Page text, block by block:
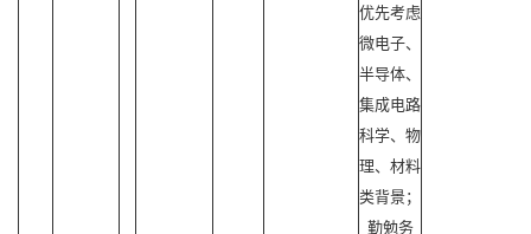
优先考虑
微电子、
半导体、
集成电路
科学、物
理、材料
类背景；
勤勉务